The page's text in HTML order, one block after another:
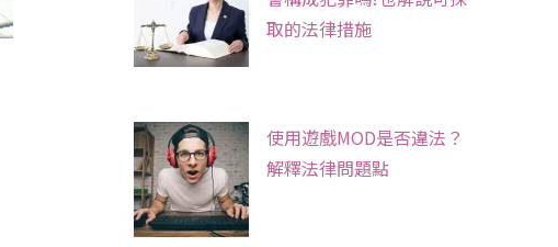
取的法律措施
使用遊戲MOD是否違法？
解釋法律問題點